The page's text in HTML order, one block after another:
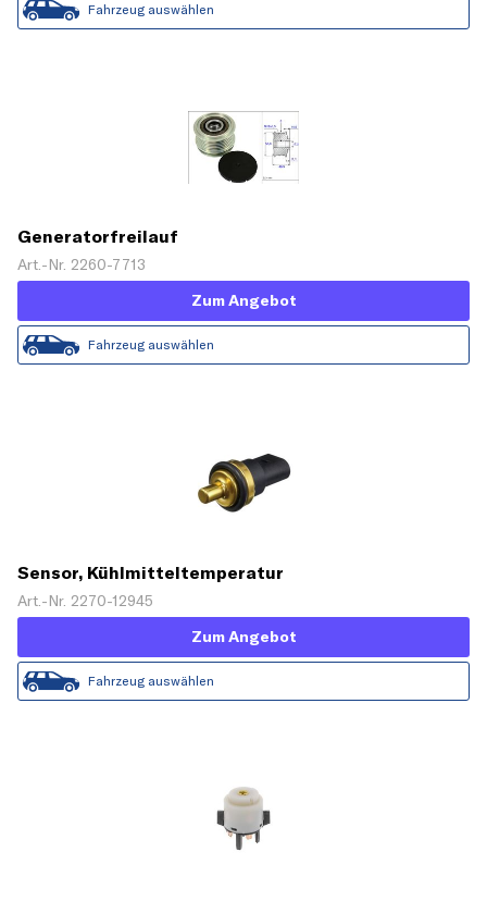
Fahrzeug auswählen
Generatorfreilauf
Art.-Nr. 2260-7713
Zum Angebot
Fahrzeug auswählen
Sensor, Kühlmitteltemperatur
Art.-Nr. 2270-12945
Zum Angebot
Fahrzeug auswählen